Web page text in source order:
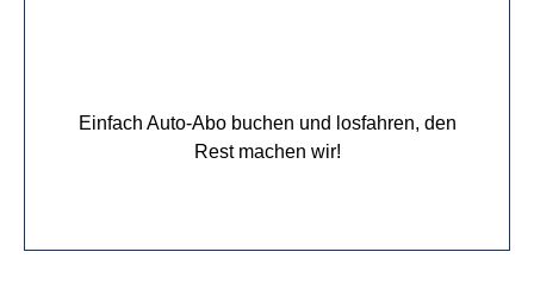
Einfach Auto-Abo buchen und losfahren, den
Rest machen wir!